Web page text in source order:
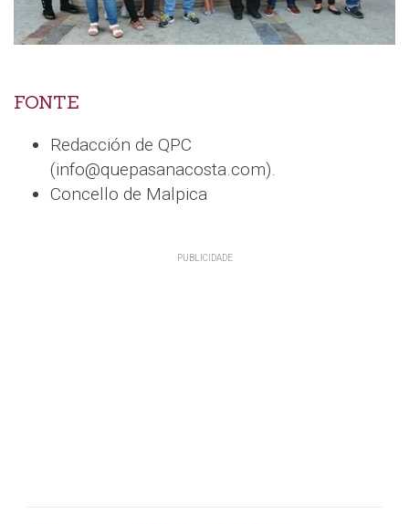
FONTE
Redacción de QPC
(info@quepasanacosta.com).
Concello de Malpica